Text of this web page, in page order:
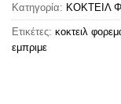
Κατηγορία: ΚΟΚΤΕΙΛ
Ετικέτες: κοκτειλ
εμπριμε